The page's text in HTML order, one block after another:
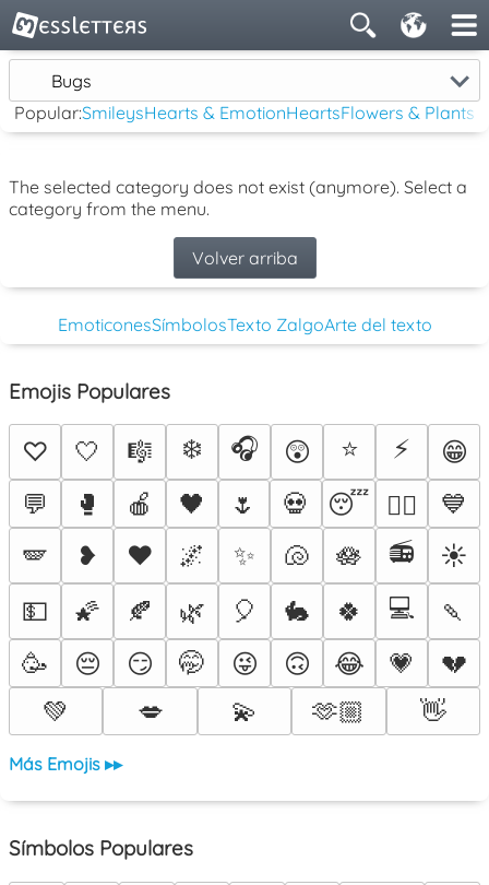
Bugs
Popular:SmileysHearts & EmotionHeartsFlowers & Plants
The selected category does not exist (anymore). Select a
category from the menu.
Volver arriba
EmoticonesSímbolosTexto ZalgoArte del texto
Emojis Populares
♡ 🤍 🎼 ❄️ 🎧 😲 ⭐ ⚡
😁
💬
🥊 🍎 🖤 🌷 💀 😴 ❤️‍🔥
💙
🪽
❥ ♥️ 🌌 ✨ 🐚 🪷 📻
☀️
💵
🌠 🍂 🌿 🎈 🐇 🍀 💻
🍡
🥳
😔 😏 🤭 😜 🙃 😂 💗
💔
💚
💋 💫 🫶🏼 👋
Más Emojis ▸▸
Símbolos Populares